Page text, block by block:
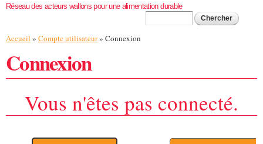
Réseau des acteurs wallons pour une alimentation durable
Formulaire de
Vous êtes ici
Accueil » Compte utilisateur» Connexion
Connexion
Vous n'êtes pas connecté.